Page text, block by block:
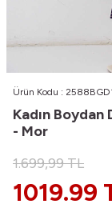
Ürün Kodu :
Kadın
- Mor
1.699,99TL
1019.99